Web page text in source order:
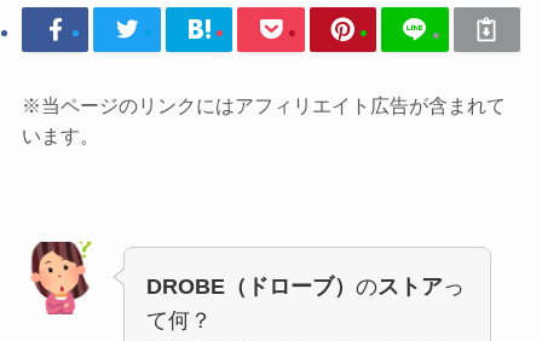
※当ページのリンクにはアフィリエイト広告が含まれて
います。
DROBE（ドローブ） のストアっ
て何？